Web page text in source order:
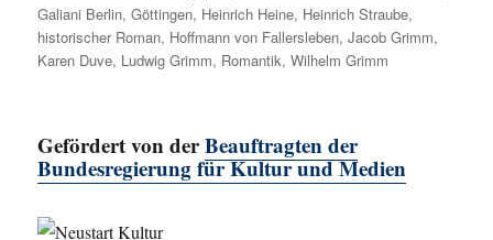
Galiani Berlin,Göttingen, Heinrich Heine, Heinrich Straube,
historischer Roman, Hoffmann von Fallersleben,Jacob Grimm,
Karen Duve, Ludwig Grimm, Romantik,Wilhelm Grimm
Gefördert von derBeauftragten der
Bundesregierung für Kultur und Medien